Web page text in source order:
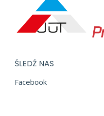
ŚLEDŹ NAS
Facebook